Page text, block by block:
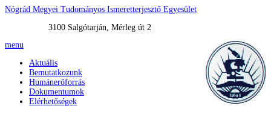
Nógrád Megyei Tudományos Ismeretterjesztő Egyesület
3100 Salgótarján, Mérleg út 2
menu
Aktuális
Bemutatkozunk
Humánerőforrás
Dokumentumok
Elérhetőségek